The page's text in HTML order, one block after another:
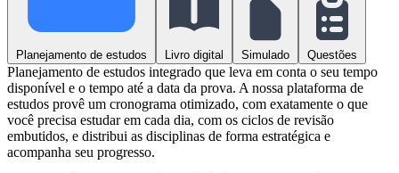
Planejamento de estudos Livro digital Simulado Questões
Planejamento de estudos integrado que leva em conta o seu tempo
disponível e o tempo até a data da prova. A nossa plataforma de
estudos provê um cronograma otimizado, com exatamente o que
você precisa estudar em cada dia, com os ciclos de revisão
embutidos, e distribui as disciplinas de forma estratégica e
acompanha seu progresso.